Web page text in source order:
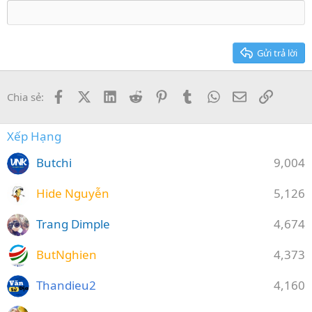
18
22
Tahoma
Times New Roman
Gửi trả lời
Chia sẻ: FacebookX (Twitter)
LinkedInReddit PinterestTumblrWhatsApp
EmailLink
Xếp Hạng
9,004
Butchi
5,126
Hide Nguyễn
4,674
Trang Dimple
4,373
ButNghien
4,160
Thandieu2